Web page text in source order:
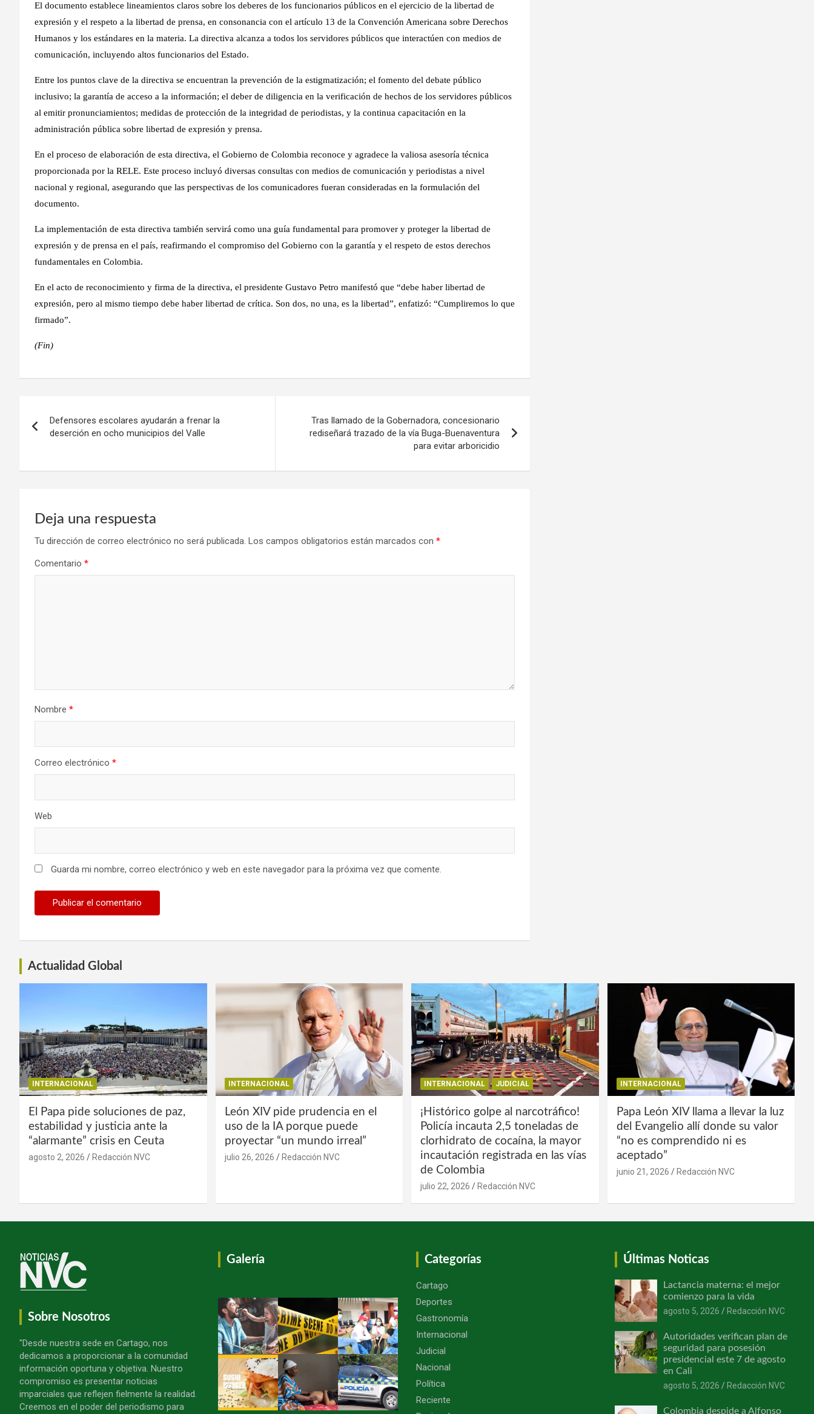
El documento establece lineamientos claros sobre los deberes de los funcionarios públicos en el ejercicio de la libertad de
expresión y el respeto a la libertad de prensa, en consonancia con el artículo 13 de la Convención Americana sobre Derechos
Humanos y los estándares en la materia. La directiva alcanza a todos los servidores públicos que interactúen con medios de
comunicación, incluyendo altos funcionarios del Estado.
Entre los puntos clave de la directiva se encuentran la prevención de la estigmatización; el fomento del debate público
inclusivo; la garantía de acceso a la información; el deber de diligencia en la verificación de hechos de los servidores públicos
al emitir pronunciamientos; medidas de protección de la integridad de periodistas, y la continua capacitación en la
administración pública sobre libertad de expresión y prensa.
En el proceso de elaboración de esta directiva, el Gobierno de Colombia reconoce y agradece la valiosa asesoría técnica
proporcionada por la RELE. Este proceso incluyó diversas consultas con medios de comunicación y periodistas a nivel
nacional y regional, asegurando que las perspectivas de los comunicadores fueran consideradas en la formulación del
documento.
La implementación de esta directiva también servirá como una guía fundamental para promover y proteger la libertad de
expresión y de prensa en el país, reafirmando el compromiso del Gobierno con la garantía y el respeto de estos derechos
fundamentales en Colombia.
En el acto de reconocimiento y firma de la directiva, el presidente Gustavo Petro manifestó que “debe haber libertad de
expresión, pero al mismo tiempo debe haber libertad de crítica. Son dos, no una, es la libertad”, enfatizó: “Cumpliremos lo que
firmado”.
(Fin)
de
Defensores escolares ayudarán a frenar la
deserción en ocho municipios del Valle
Tras llamado de la Gobernadora, concesionario
rediseñará trazado de la vía Buga-Buenaventura
para evitar arboricidio
Deja una respuesta
Tu dirección de correo electrónico no será publicada. Los campos obligatorios están marcados con *
Comentario *
Nombre *
Correo electrónico *
Web
Guarda mi nombre, correo electrónico y web en este navegador para la próxima vez que comente.
Actualidad Global
INTERNACIONAL
El Papa pide soluciones de paz,
estabilidad y justicia ante la
“alarmante” crisis en Ceuta
agosto 2, 2026 Redacción NVC
INTERNACIONAL
León XIV pide prudencia en el
uso de la IA porque puede
proyectar “un mundo irreal”
julio 26, 2026 Redacción NVC
INTERNACIONAL JUDICIAL
¡Histórico golpe al narcotráfico!
Policía incauta 2,5 toneladas de
clorhidrato de cocaína, la mayor
incautación registrada en las vías
de Colombia
julio 22, 2026 Redacción NVC
INTERNACIONAL
Papa León XIV llama a llevar la luz
del Evangelio allí donde su valor
“no es comprendido ni es
aceptado”
junio 21, 2026 Redacción NVC
Sobre Nosotros
"Desde nuestra sede en Cartago, nos
dedicamos a proporcionar a la comunidad
información oportuna y objetiva. Nuestro
compromiso es presentar noticias
imparciales que reflejen fielmente la realidad.
Creemos en el poder del periodismo para
Galería Categorías
Cartago
Deportes
Gastronomía
Internacional
Judicial
Nacional
Política
Reciente
Últimas Noticas
Lactancia materna: el mejor
comienzo para la vida
agosto 5, 2026
Redacción NVC
Autoridades verifican plan de
seguridad para posesión
presidencial este 7 de agosto
en Cali
agosto 5, 2026
Redacción NVC
Colombia despide a Alfonso